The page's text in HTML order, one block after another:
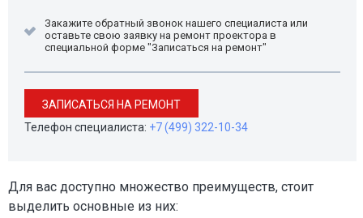
Закажите обратный звонок нашего специалиста или
оставьте свою заявку на ремонт проектора в
специальной форме "Записаться на ремонт"
ЗАПИСАТЬСЯ НА РЕМОНТ
Телефон специалиста: +7 (499) 322-10-34
Для вас доступно множество преимуществ, стоит
выделить основные из них: